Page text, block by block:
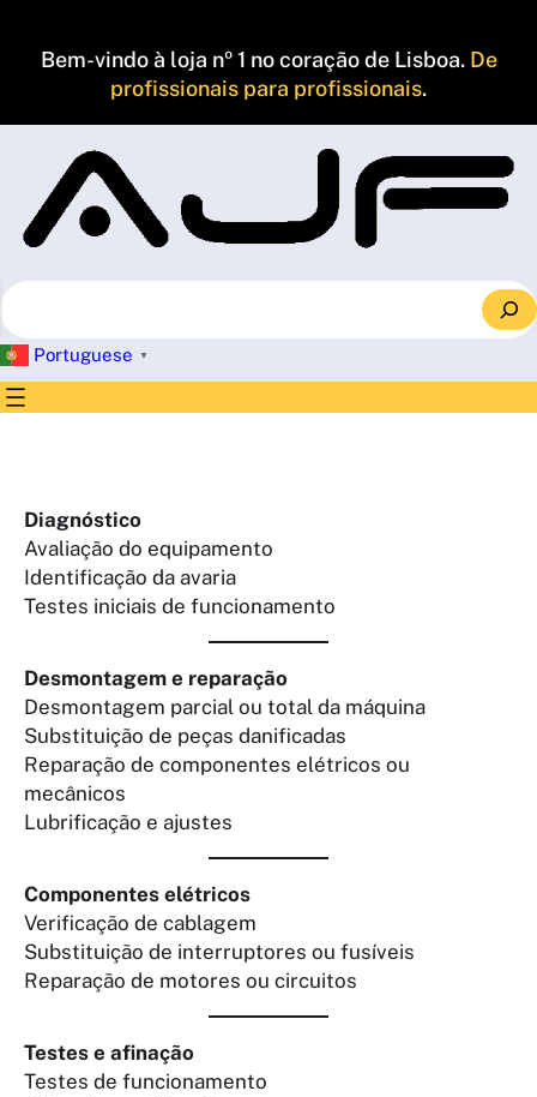
Bem-vindo à loja nº 1 no coração de Lisboa. De
profissionais para profissionais.
S
e
a
r
c
Portuguese ▼
Diagnóstico
Avaliação do equipamento
Identificação da avaria
Testes iniciais de funcionamento
Desmontagem e reparação
Desmontagem parcial ou total da máquina
Substituição de peças danificadas
Reparação de componentes elétricos ou
mecânicos
Lubrificação e ajustes
Componentes elétricos
Verificação de cablagem
Substituição de interruptores ou fusíveis
Reparação de motores ou circuitos
Testes e afinação
Testes de funcionamento